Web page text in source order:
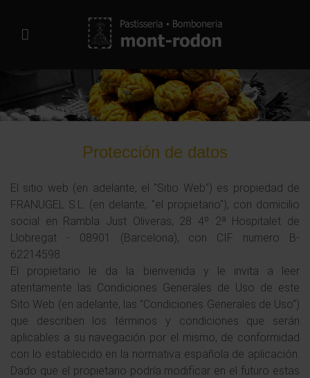
Protección de datos
El sitio web (en adelante, el "Sitio Web") es propiedad de
FRANUGEL S.L. (en delante, "el propietario"), con domicilio
social en Rambla Just Oliveras, 28 4º 2ª Hospitalet de
Llobregat - 08901 (Barcelona), con CIF numero B-
62214598.
El propietario le da la bienvenida y le invita a leer
atentamente las Condiciones Generales de Uso de este
Sito Web (en adelante, las "Condiciones Generales de Uso")
que describen los términos y condiciones que serán
aplicables a su navegación por el mismo, de conformidad
con lo establecido en la normativa española de aplicación.
Dado que el propietario podría modificar en el futuro estas